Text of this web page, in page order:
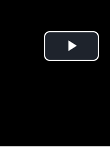
Play